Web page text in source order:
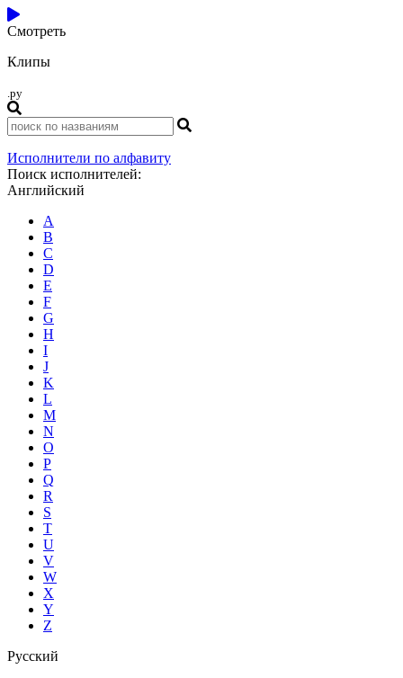
Смотреть
Клипы
.ру
Исполнители по алфавиту
Поиск исполнителей:
Английский
A
B
C
D
E
F
G
H
I
J
K
L
M
N
O
P
Q
R
S
T
U
V
W
X
Y
Z
Русский